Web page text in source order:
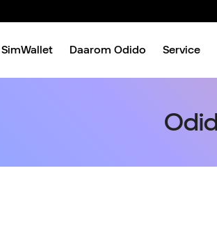
SimWallet Daarom Odido Service